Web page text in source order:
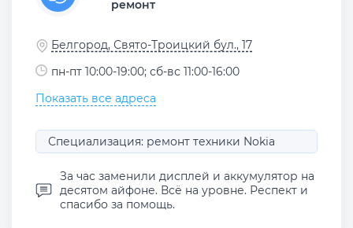
ремонт
Белгород, Свято-Троицкий бул., 17
пн-пт 10:00-19:00; сб-вс 11:00-16:00
Показать все адреса
Специализация: ремонт техники Nokia
За час заменили дисплей и аккумулятор на
десятом айфоне. Всё на уровне. Респект и
спасибо за помощь.